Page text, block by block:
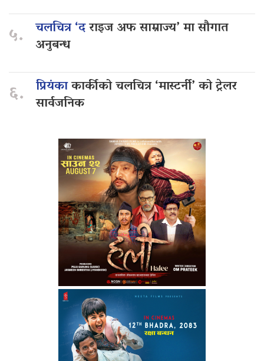
५. चलचित्र ‘दराइज अफ साम्राज्य’ मा सौगात
अनुबन्ध
६. प्रियंकाकार्कीको चलचित्र ‘मास्टर्नी’ को ट्रेलर
सार्वजनिक